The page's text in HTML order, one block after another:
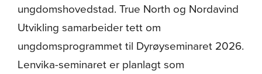
ungdomshovedstad. True North og Nordavind
Utvikling samarbeider tett om
ungdomsprogrammet til Dyrøyseminaret 2026.
Lenvika-seminaret er planlagt som